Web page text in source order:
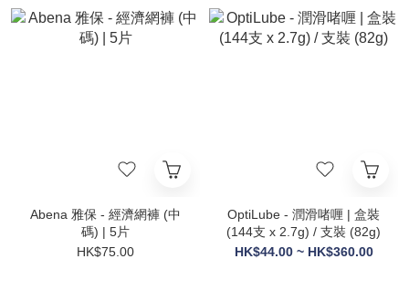
Abena 雅保 - 經濟網褲 (中
碼) | 5片
HK$75.00
OptiLube - 潤滑啫喱 | 盒裝
(144支 x 2.7g) / 支裝 (82g)
HK$44.00 ~ HK$360.00